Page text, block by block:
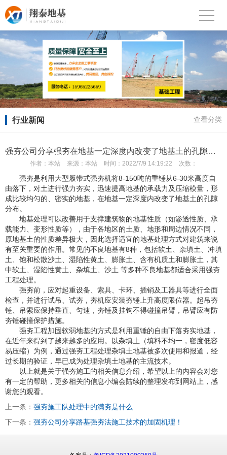
行业新闻 查看分类
强夯公司分享强夯在地基一定深度内改变了地基土的孔隙分布
作者： 本站 来源： 本站 时间： 2022/7/9 14:19:22 次数：
强夯是利用大型履带式强夯机将8-150吨的重锤从6-30米高度自
由落下，对土进行强力夯实，迅速提高地基的承载力及压缩模量，形
成比较均匀的、密实的地基，在地基一定深度内改变了地基土的孔隙
分布。
地基处理可以改善用于支撑建筑物的地基性质（如渗透性质、承
载能力、变形性质等），由于各地区的土质、地形和周边情况不同，
原地基土的性质差异极大，因此选择适宜的地基处理方式对建筑来说
有至关重要的作用。常见的不良地基有8种，包括软土、杂填土、冲填
土、饱和松散沙土、湿陷性黄土、膨胀土、含有机质土和膨胀土，其
中软土、湿陷性黄土、杂填土、沙土 等多种不良地基都适合采用强夯
工程处理。
强夯前，应对起重设备、索具、卡环、插销及工器具等进行全面
检查，并进行试吊、试夯，夯机应安装夯锤上升高度限位器。起吊夯
锤、吊索应保持垂直、匀速，夯锤及挂钩不得碰撞吊臂，吊臂应有防
夯锤碰撞保护措施。
强夯工程加固软弱地基的方式是利用重锤的自由下落夯实地基，
在近年来得到了越来越多的应用。以杂填土（填料不均一，密度低容
易压缩）为例，通过强夯工程处理杂填土地基被多次使用和报道，经
过长期的验证，早已成为处理杂填土地基的主流技术。
以上就是关于强夯施工的相关信息介绍，希望以上的内容会对您
有一定的帮助，更多相关的信息小编会陆续的整理发布到网站上，感
谢您的观看。
上一条： 强夯施工队处理中的满夯是什么
下一条： 强夯公司分享路基强夯法施工技术的加固机理！